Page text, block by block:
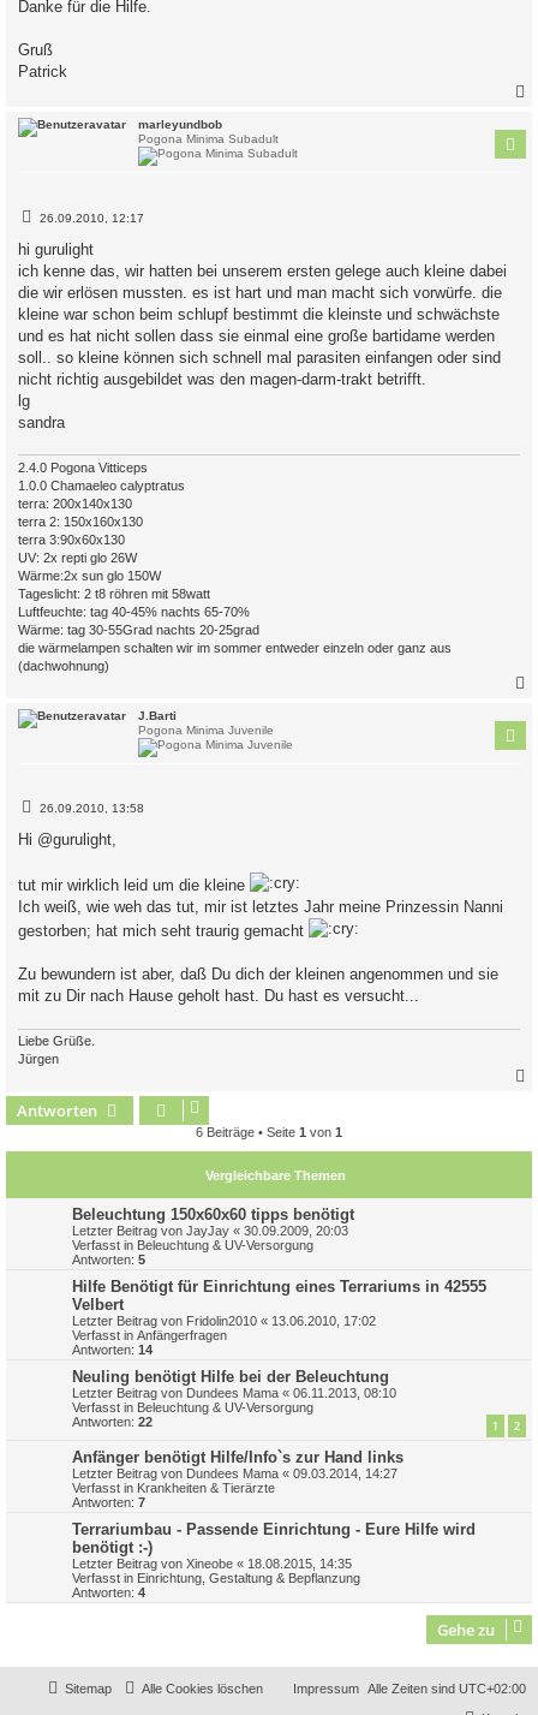
Danke für die Hilfe.
Gruß
Patrick
marleyundbob
Pogona Minima Subadult
B
t
r
g
26.09.2010, 12:17
hi gurulight
ich kenne das, wir hatten bei unserem ersten gelege auch kleine dabei
die wir erlösen mussten. es ist hart und man macht sich vorwürfe. die
kleine war schon beim schlupf bestimmt die kleinste und schwächste
und es hat nicht sollen dass sie einmal eine große bartidame werden
soll.. so kleine können sich schnell mal parasiten einfangen oder sind
nicht richtig ausgebildet was den magen-darm-trakt betrifft.
lg
sandra
2.4.0 Pogona Vitticeps
1.0.0 Chamaeleo calyptratus
terra: 200x140x130
terra 2: 150x160x130
terra 3:90x60x130
UV: 2x repti glo 26W
Wärme:2x sun glo 150W
Tageslicht: 2 t8 röhren mit 58watt
Luftfeuchte: tag 40-45% nachts 65-70%
Wärme: tag 30-55Grad nachts 20-25grad
die wärmelampen schalten wir im sommer entweder einzeln oder ganz aus
(dachwohnung)
J.Barti
Pogona Minima Juvenile
B
t
g
26.09.2010, 13:58
Hi @gurulight,
tut mir wirklich leid um die kleine
Ich weiß, wie weh das tut, mir ist letztes Jahr meine Prinzessin Nanni
gestorben; hat mich seht traurig gemacht
Zu bewundern ist aber, daß Du dich der kleinen angenommen und sie
mit zu Dir nach Hause geholt hast. Du hast es versucht...
Liebe Grüße.
Jürgen
Antworten
6 Beiträge • Seite 1 von 1
Vergleichbare Themen
Beleuchtung 150x60x60 tipps benötigt
Letzter Beitrag von JayJay « 30.09.2009, 20:03
Verfasst in Beleuchtung & UV-Versorgung
Antworten: 5
Hilfe Benötigt für Einrichtung eines Terrariums in 42555
Velbert
Letzter Beitrag von Fridolin2010 « 13.06.2010, 17:02
Verfasst in Anfängerfragen
Antworten: 14
Neuling benötigt Hilfe bei der Beleuchtung
Letzter Beitrag von Dundees Mama « 06.11.2013, 08:10
Verfasst in Beleuchtung & UV-Versorgung
Antworten: 22 1 2
Anfänger benötigt Hilfe/Info`s zur Hand links
Letzter Beitrag von Dundees Mama « 09.03.2014, 14:27
Verfasst in Krankheiten & Tierärzte
Antworten: 7
Terrariumbau - Passende Einrichtung - Eure Hilfe wird
benötigt :-)
Letzter Beitrag von Xineobe « 18.08.2015, 14:35
Verfasst in Einrichtung, Gestaltung & Bepflanzung
Antworten: 4
Gehe zu
Alle Zeiten sind UTC+02:00
Impressum
Alle Cookies löschen
Sitemap